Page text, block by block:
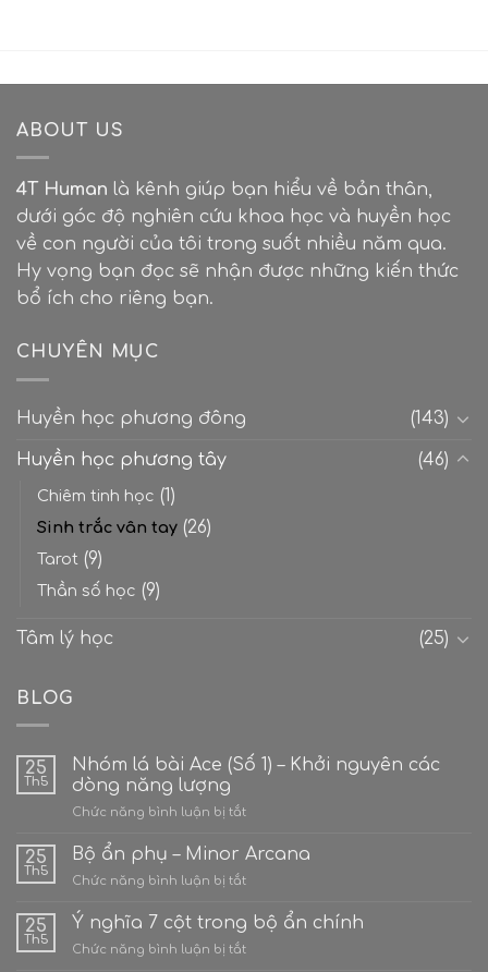
ABOUT US
4T Human là kênh giúp bạn hiểu về bản thân,
dưới góc độ nghiên cứu khoa học và huyền học
về con người của tôi trong suốt nhiều năm qua.
Hy vọng bạn đọc sẽ nhận được những kiến thức
bổ ích cho riêng bạn.
CHUYÊN MỤC
Huyền học phương đông (143)
Huyền học phương tây (46)
Chiêm tinh học (1)
Sinh trắc vân tay (26)
Tarot (9)
Thần số học (9)
Tâm lý học (25)
BLOG
25
Th5
Nhóm lá bài Ace (Số 1) – Khởi nguyên các
dòng năng lượng
Chức năng bình luận bị tắtở
lá
Ace
1)
25
Th5
Bộ ẩn phụ – Minor Arcana
Chức năng bình luận bị tắtở
ẩn
phụ
–
25
Th5
Ý nghĩa 7 cột trong bộ ẩn chính
Chức năng bình luận bị tắtở